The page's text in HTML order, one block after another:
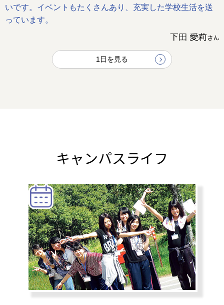
いです。イベントもたくさんあり、充実した学校生活を送
っています。
1日を見る
キャンパスライフ